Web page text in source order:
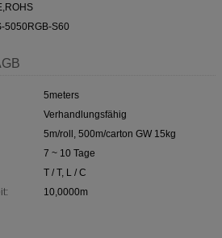
5050RGB-S60
5meters
Verhandlungsfähig
5m/roll, 500m/carton GW 15kg
7 ~ 10 Tage
T / T, L / C
10,0000m